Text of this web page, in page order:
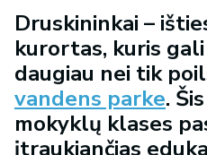
Druskininkai –
kurortas, kuris
daugiau nei tik
vandens parke.
mokyklų klases
įtraukiančias